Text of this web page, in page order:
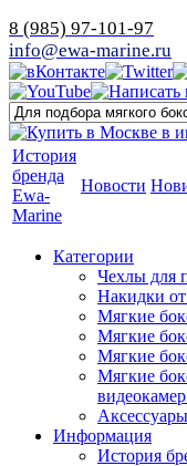
8 (985) 97-101-97
info@ewa-marine.ru
История
бренда
Ewa-
Marine
Новости
Категории
Чехлы для
Накидки
Мягкие
Мягкие
Мягкие
Мягкие
Информация
История